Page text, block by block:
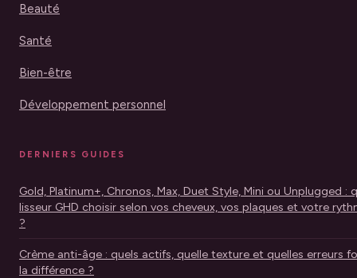
Beauté
Santé
Bien-être
Développement personnel
DERNIERS GUIDES
Gold, Platinum+, Chronos, Max, Duet Style, Mini ou Unplugged :
lisseur GHD choisir selon vos cheveux, vos plaques et votre
?
Crème anti-âge : quels actifs, quelle texture et quelles erreurs
la différence ?